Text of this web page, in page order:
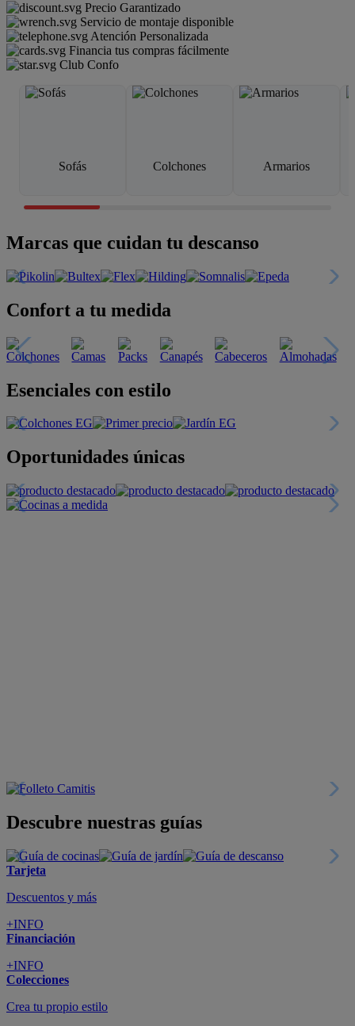
Precio Garantizado
Servicio de montaje disponible
Atención Personalizada
Financia tus compras fácilmente
Club Confo
Sofás Colchones Armarios
Marcas que cuidan tu descanso
Confort a tu medida
Esenciales con estilo
Oportunidades únicas
Descubre nuestras guías
Tarjeta
Descuentos y más
+INFO
Financiación
+INFO
Colecciones
Crea tu propio estilo